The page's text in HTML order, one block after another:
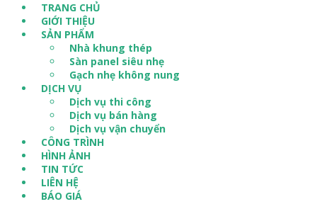
TRANG CHỦ
GIỚI THIỆU
SẢN PHẨM
Nhà khung thép
Sàn panel siêu nhẹ
Gạch nhẹ không nung
DỊCH VỤ
Dịch vụ thi công
Dịch vụ bán hàng
Dịch vụ vận chuyển
CÔNG TRÌNH
HÌNH ẢNH
TIN TỨC
LIÊN HỆ
BÁO GIÁ